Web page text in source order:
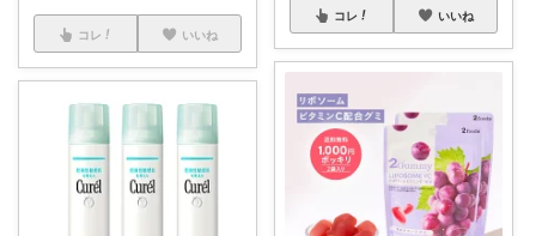
コレ いいね
コレ いいね